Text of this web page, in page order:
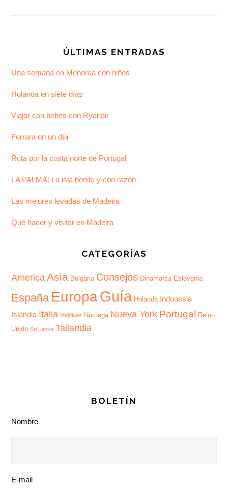
ÚLTIMAS ENTRADAS
Una semana en Menorca con niños
Holanda en siete días
Viajar con bebés con Ryanair
Ferrara en un día
Ruta por la costa norte de Portugal
LA PALMA: La isla bonita y con razón
Las mejores levadas de Madeira
Qué hacer y visitar en Madeira
CATEGORÍAS
America Asia Bulgaria Consejos Dinamarca Eslovenia
España EuropaGuía Holanda Indonesia
Islandia Italia Maldivas Noruega Nueva York Portugal
Reino
Unido Sri Lanka Tailandia
BOLETÍN
Nombre
E-mail